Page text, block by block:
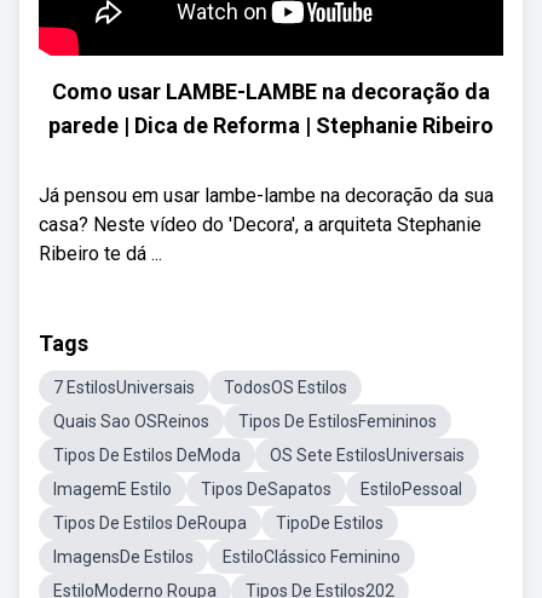
Como usar LAMBE-LAMBE na decoração da
parede | Dica de Reforma | Stephanie Ribeiro
Já pensou em usar lambe-lambe na decoração da sua
casa? Neste vídeo do 'Decora', a arquiteta Stephanie
Ribeiro te dá ...
Tags
7 EstilosUniversais
TodosOS Estilos
Quais Sao OSReinos
Tipos De EstilosFemininos
Tipos De Estilos DeModa
OS Sete EstilosUniversais
ImagemE Estilo
Tipos DeSapatos
EstiloPessoal
Tipos De Estilos DeRoupa
TipoDe Estilos
ImagensDe Estilos
EstiloClássico Feminino
EstiloModerno Roupa
Tipos De Estilos202